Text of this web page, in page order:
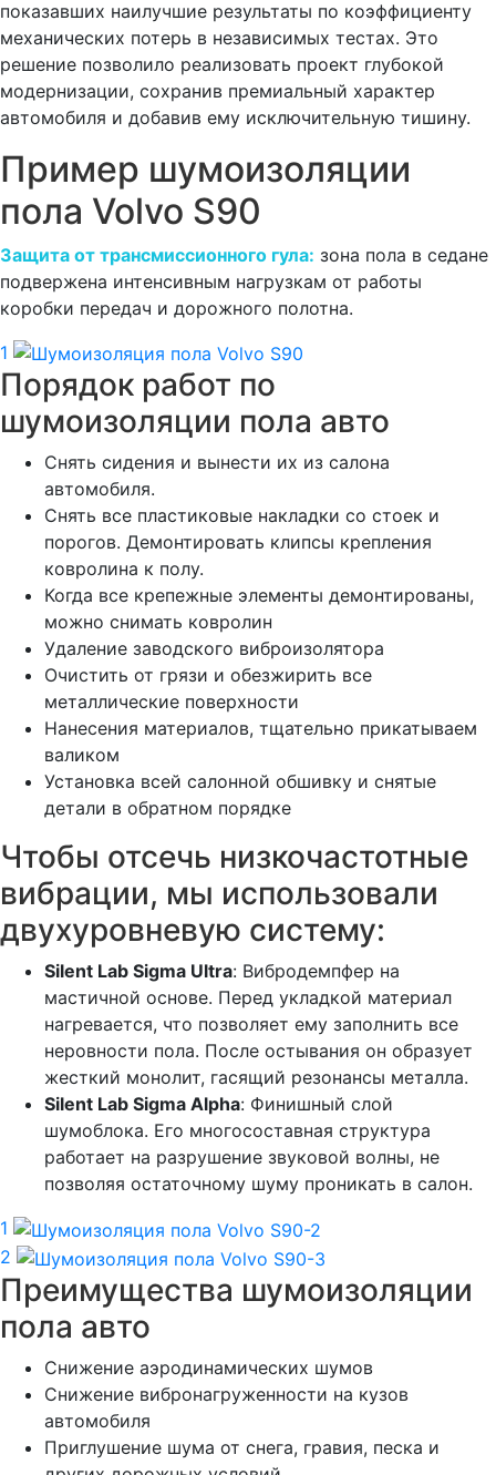
показавших наилучшие результаты по коэффициенту
механических потерь в независимых тестах. Это
решение позволило реализовать проект глубокой
модернизации, сохранив премиальный характер
автомобиля и добавив ему исключительную тишину.
Пример шумоизоляции
пола Volvo S90
Защита от трансмиссионного гула: зона пола в седане
подвержена интенсивным нагрузкам от работы
коробки передач и дорожного полотна.
1
Порядок работ по
шумоизоляции пола авто
Снять сидения и вынести их из салона
автомобиля.
Снять все пластиковые накладки со стоек и
порогов. Демонтировать клипсы крепления
ковролина к полу.
Когда все крепежные элементы демонтированы,
можно снимать ковролин
Удаление заводского виброизолятора
Очистить от грязи и обезжирить все
металлические поверхности
Нанесения материалов, тщательно прикатываем
валиком
Установка всей салонной обшивку и снятые
детали в обратном порядке
Чтобы отсечь низкочастотные
вибрации, мы использовали
двухуровневую систему:
Silent Lab Sigma Ultra: Вибродемпфер на
мастичной основе. Перед укладкой материал
нагревается, что позволяет ему заполнить все
неровности пола. После остывания он образует
жесткий монолит, гасящий резонансы металла.
Silent Lab Sigma Alpha: Финишный слой
шумоблока. Его многосоставная структура
работает на разрушение звуковой волны, не
позволяя остаточному шуму проникать в салон.
1
2
Преимущества шумоизоляции
пола авто
Снижение аэродинамических шумов
Снижение вибронагруженности на кузов
автомобиля
Приглушение шума от снега, гравия, песка и